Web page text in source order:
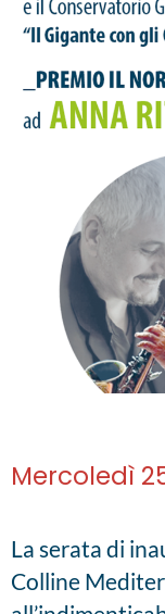
Mercoledì
La serata di
Colline